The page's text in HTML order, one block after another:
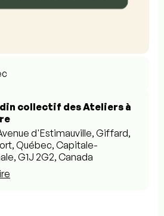
collectif des Ateliers à
d'Estimauville, Giffard,
Québec, Capitale-
G1J 2G2, Canada